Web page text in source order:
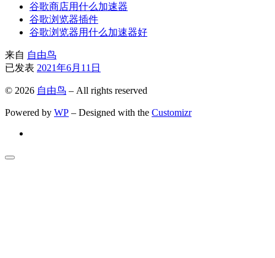
谷歌商店用什么加速器
谷歌浏览器插件
谷歌浏览器用什么加速器好
来自 自由鸟
已发表 2021年6月11日
© 2026 自由鸟 – All rights reserved
Powered by WP – Designed with the Customizr